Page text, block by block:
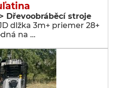
Dřevoobráběcí stroje
dlžka 3m+ priemer 28+
na …